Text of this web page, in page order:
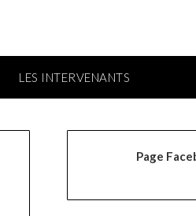
LES INTERVENANTS
Page